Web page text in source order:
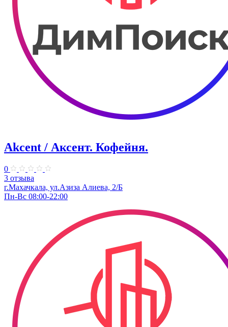
Akcent / Аксент. Кофейня.
0
3 отзыва
г.Махачкала, ул.Азиза Алиева, 2/Б
Пн-Вс 08:00-22:00